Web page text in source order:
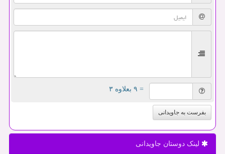
= ۹ بعلاوه ۳
بفرست به جاویدانی
لینک دوستان جاویدانی